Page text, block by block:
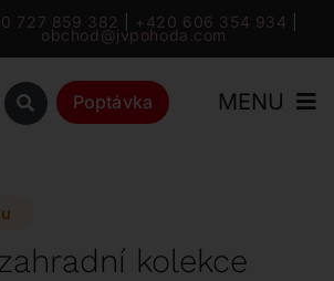
727 859 382 +420 606 354 934
obchod@jvpohoda.com
Poptávka MENU
kolekce